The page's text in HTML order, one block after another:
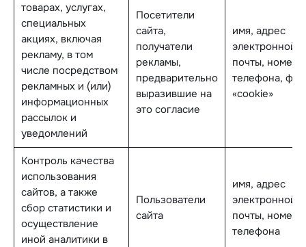
товарах, услугах,
специальных
акциях, включая
рекламу, в том
числе посредством
рекламных и (или)
информационных
рассылок и
уведомлений
Посетители
сайта,
получатели
рекламы,
предварительно
выразившие на
это согласие
имя, адрес
электронной
почты, номер
телефона,
«cookie»
Контроль качества
использования
сайтов, а также
сбор статистики и
осуществление
иной аналитики в
Пользователи
сайта
имя, адрес
электронной
почты, номер
телефона